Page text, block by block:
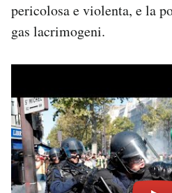
pericolosa e violenta, e la
gas lacrimogeni.